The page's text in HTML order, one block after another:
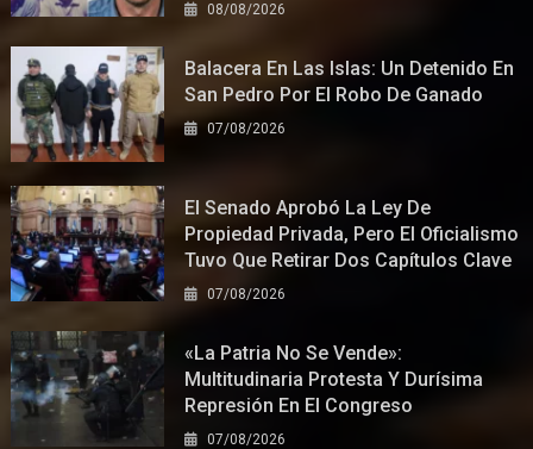
08/08/2026
Balacera En Las Islas: Un Detenido En
San Pedro Por El Robo De Ganado
07/08/2026
El Senado Aprobó La Ley De
Propiedad Privada, Pero El Oficialismo
Tuvo Que Retirar Dos Capítulos Clave
07/08/2026
«La Patria No Se Vende»:
Multitudinaria Protesta Y Durísima
Represión En El Congreso
07/08/2026